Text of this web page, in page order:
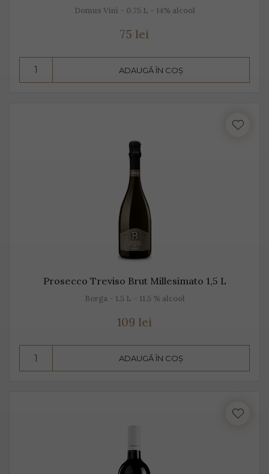
Domus Vini - 0.75 L - 14% alcool
75 lei
ADAUGĂ ÎN COȘ
Prosecco Treviso Brut Millesimato 1,5 L
Borga - 1.5 L - 11.5 % alcool
109 lei
ADAUGĂ ÎN COȘ